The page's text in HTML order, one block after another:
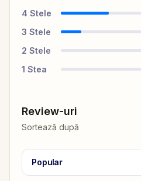
4 Stele
3 Stele
2 Stele
1 Stea
Review-uri
Sortează după
Popular